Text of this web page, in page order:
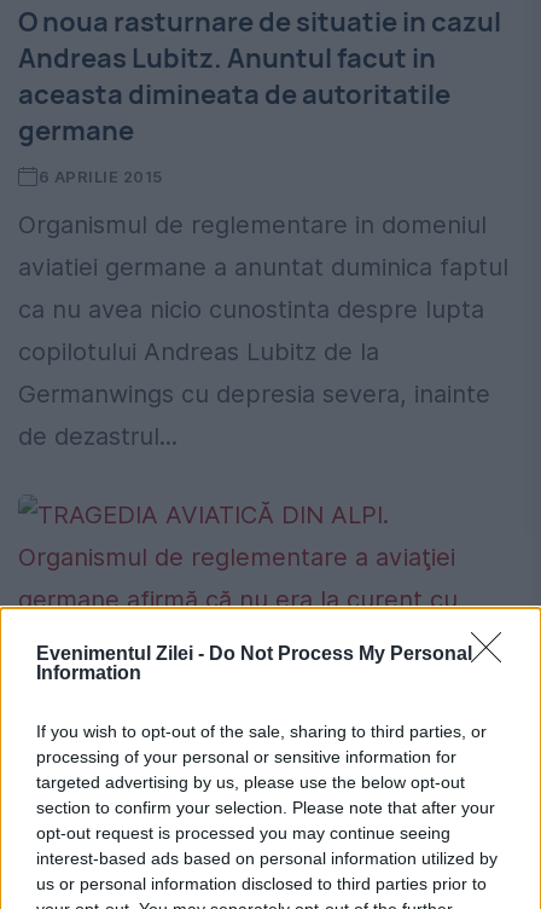
Evenimentul Zilei - Do Not Process My Personal
Information
If you wish to opt-out of the sale, sharing to third parties, or
processing of your personal or sensitive information for
targeted advertising by us, please use the below opt-out
section to confirm your selection. Please note that after your
opt-out request is processed you may continue seeing
interest-based ads based on personal information utilized by
us or personal information disclosed to third parties prior to
O noua rasturnare de situatie in cazul
Andreas Lubitz. Anuntul facut in
aceasta dimineata de autoritatile
germane
6 APRILIE 2015
Organismul de reglementare in domeniul
aviatiei germane a anuntat duminica faptul
ca nu avea nicio cunostinta despre lupta
copilotului Andreas Lubitz de la
Germanwings cu depresia severa, inainte
de dezastrul...
Organismul de reglementare a aviaţiei
germane afirmă că nu era la curent cu
depresia lui Lubitz
6 APRILIE 2015